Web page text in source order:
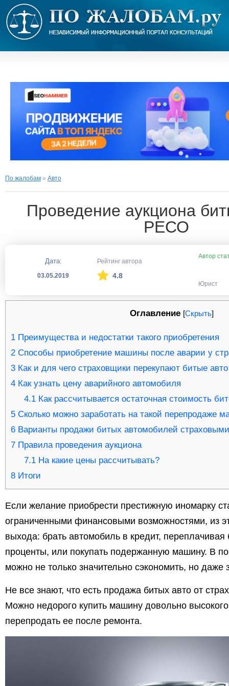
По жалобам » Авто
Проведение аукциона
РЕСО
Дата:
03.05.2019
Рейтинг автора
4.8
Автор
Юрист
Оглавление [Скрыть]
1 Преимущества и недостатки такого приобретения
2 Способы приобретение машины после аварии у
3 Как и для чего страховщики перекупают битые авто
4 Как узнать цену аварийного автомобиля
4.1Как рассчитывается остаточная стоимость
5 Сколько можно заработать на такой перепродаже
6 Варианты продажи битых автомобилей
7 Правила проведения аукциона
7.1На какие цены рассчитывать?
8 Итоги
Если желание приобрести престижную иномарку
ограниченными финансовыми возможностями, из
выхода: брать автомобиль в кредит,
проценты, или покупать подержанную машину. В
можно не только значительно сэкономить, но даже
Не все знают, что есть продажа битых авто от
Можно недорого купить машину довольно
перепродать ее после ремонта.